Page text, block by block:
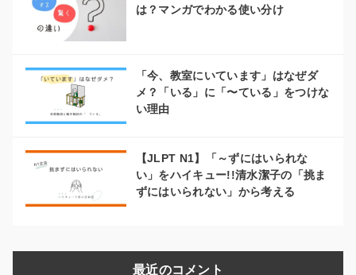
は？マンガでわかる使い分け
「今、教室にいています」はなぜダ
メ？「いる」に「〜ている」をつけな
い理由
【JLPT N1】「～ずにはいられな
い」をハイキュー!!清水潔子の「挑ま
ずにはいられない」から考える
最近のコメント